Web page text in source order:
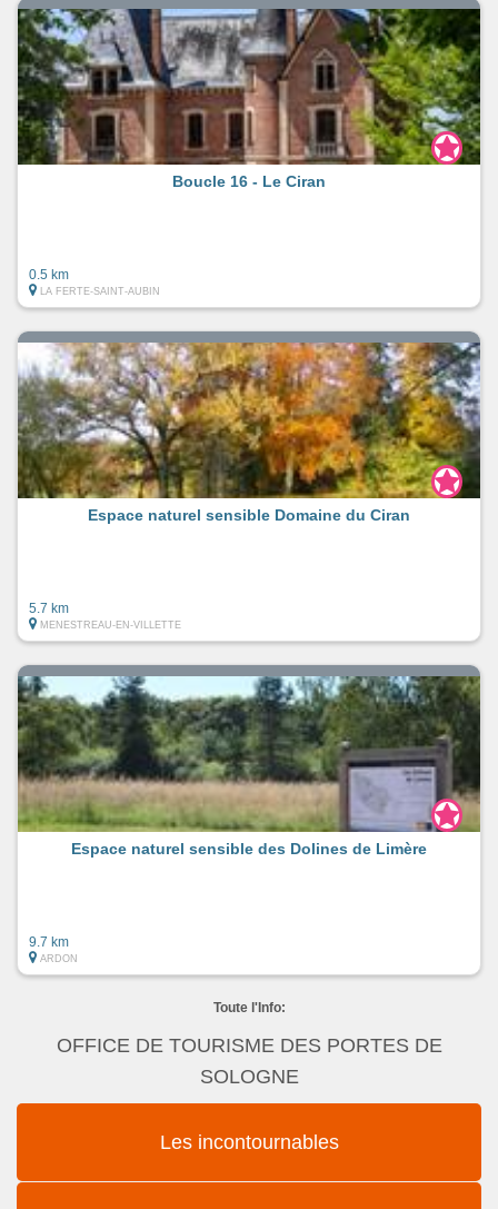
Boucle 16 - Le Ciran
0.5 km
LA FERTE-SAINT-AUBIN
Espace naturel sensible Domaine du Ciran
5.7 km
MENESTREAU-EN-VILLETTE
Espace naturel sensible des Dolines de Limère
9.7 km
ARDON
Toute l'Info:
OFFICE DE TOURISME DES PORTES DE
SOLOGNE
Les incontournables